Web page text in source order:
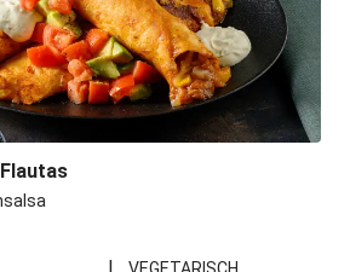
mit Bio-Feta und veganen
Linsensuppe mit Bio-Feta
Meat Frikadelle mit Zwiebelsoße
Camembert-Creme-Soße
auf Bohnenstampf